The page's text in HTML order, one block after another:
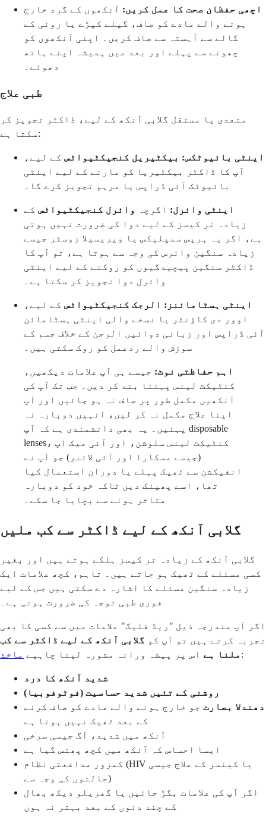
اچھی حفظان صحت کا عمل کریں: آنکھوں کے گرد خارج
ہونے والے مادے کو صاف، گیلے کپڑے یا روئی کے
گالے سے آہستہ سے صاف کریں۔ اپنی آنکھوں کو
چھونے سے پہلے اور بعد میں ہمیشہ اپنے ہاتھ
دھوئے۔
طبی علاج
متعدی یا مستقل گلابی آنکھ کے لیے، ڈاکٹر تجویز کر
سکتا ہے:
اینٹی بائیوٹکس: بیکٹیریل کنجیکٹیواٹس کے لیے،
آپ کا ڈاکٹر بیکٹیریا کو مارنے کے لیے اینٹی
بائیوٹک آئی ڈراپس یا مرہم تجویز کرے گا۔
اینٹی وائرل: اگرچہ وائرل کنجیکٹیواٹس کے
زیادہ تر کیسز کے لیے دوا کی ضرورت نہیں ہوتی
ہے، اگر یہ ہرپس سمپلیکس یا ویریسیلا زوسٹر جیسے
زیادہ سنگین وائرس کی وجہ سے ہوتا ہے، تو آپ کا
ڈاکٹر سنگین پیچیدگیوں کو روکنے کے لیے اینٹی
وائرل دوا تجویز کر سکتا ہے۔
اینٹی ہسٹامائنز: الرجک کنجیکٹیواٹس کے لیے،
اوور دی کاؤنٹر یا نسخے والی اینٹی ہسٹامائن
آئی ڈراپس اور زبانی دوائیں الرجن کے خلاف جسم کے
سوزش والے ردعمل کو روک سکتی ہیں۔
اہم حفاظتی نوٹ: جیسے ہی آپ علامات دیکھیں،
کنٹیکٹ لینس پہننا بند کر دیں۔ جب تک آپ کی
آنکھیں مکمل طور پر صاف نہ ہو جائیں اور آپ
اپنا علاج مکمل نہ کر لیں، انہیں دوبارہ نہ
پہنیں۔ یہ بھی دانشمندی ہے کہ آپ disposable
lenses، کنٹیکٹ لینس سلوشن، اور آئی میک اپ
(جیسے مسکارا اور آئی لائنر) جو آپ نے
انفیکشن سے ٹھیک پہلے یا دوران استعمال کیا
تھا، اسے پھینک دیں تاکہ خود کو دوبارہ
متاثر ہونے سے بچایا جا سکے۔
گلابی آنکھ کے لیے ڈاکٹر سے کب ملیں
گلابی آنکھ کے زیادہ تر کیسز ہلکے ہوتے ہیں اور بغیر
کسی مسئلے کے ٹھیک ہو جاتے ہیں۔ تاہم، کچھ علامات ایک
زیادہ سنگین مسئلے کا اشارہ دے سکتی ہیں جس کے لیے
فوری طبی توجہ کی ضرورت ہوتی ہے۔
اگر آپ مندرجہ ذیل "ریڈ فلیگ" علامات میں سے کسی کا بھی
تجربہ کرتے ہیں تو آپ کو گلابی آنکھ کے لیے ڈاکٹر سے کب
ملنا ہے اس پر پیشہ ورانہ مشورہ لینا چاہیے ماخذ :
شدید آنکھ کا درد
روشنی کے تئیں شدید حساسیت (فوٹوفوبیا)
دھندلا بصارت جو خارج ہونے والے مادے کو صاف کرنے
کے بعد ٹھیک نہیں ہوتا ہے
آنکھ میں شدید، آگ جیسی سرخی
ایسا احساس کہ آنکھ میں کچھ پھنس گیا ہے
کمزور مدافعتی نظام (HIV یا کینسر کے علاج جیسی
حالتوں کی وجہ سے)
اگر آپ کی علامات بگڑ جائیں یا گھریلو دیکھ بھال
کے چند دنوں کے بعد بہتر نہ ہوں